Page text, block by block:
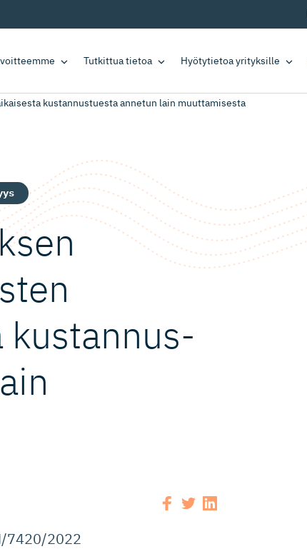
Tutkittua tietoa Hyötytietoa yrityksille
kustannustuesta annetun lain muuttamisesta
kustannus­
7420/2022